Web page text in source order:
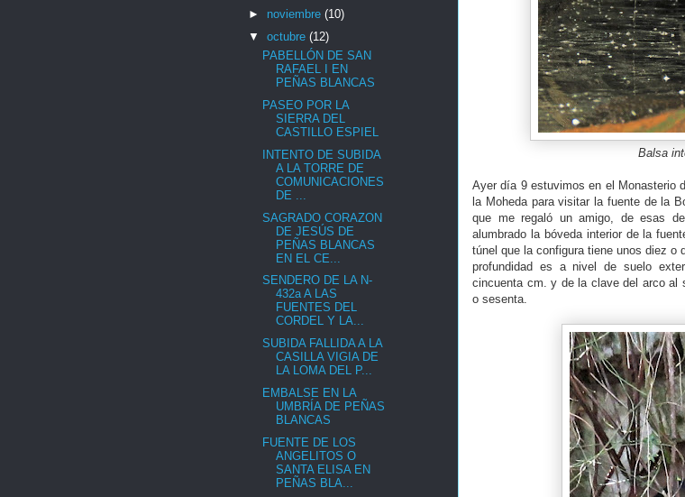
Balsa
Ayer día 9 estuvimos en el Monasterio
la Moheda para visitar la fuente de la
que me regaló un amigo, de esas
alumbrado la bóveda interior de la
túnel que la configura tiene unos diez o
profundidad es a nivel de suelo
cincuenta cm. y de la clave del arco al
o sesenta.
► noviembre (10)
▼ octubre (12)
PABELLÓN DE SAN
RAFAEL I EN
PEÑAS BLANCAS
PASEO POR LA
SIERRA DEL
CASTILLO ESPIEL
INTENTO DE SUBIDA
A LA TORRE DE
COMUNICACIONES
DE ...
SAGRADO CORAZON
DE JESÚS DE
PEÑAS BLANCAS
EN EL CE...
SENDERO DE LA N-
432a A LAS
FUENTES DEL
CORDEL Y LA...
SUBIDA FALLIDA A LA
CASILLA VIGIA DE
LA LOMA DEL P...
EMBALSE EN LA
UMBRÍA DE PEÑAS
BLANCAS
FUENTE DE LOS
ANGELITOS O
SANTA ELISA EN
PEÑAS BLA...